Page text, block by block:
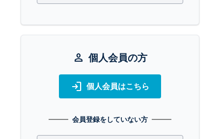
person 個人会員の方
login 個人会員はこちら
会員登録をしていない方